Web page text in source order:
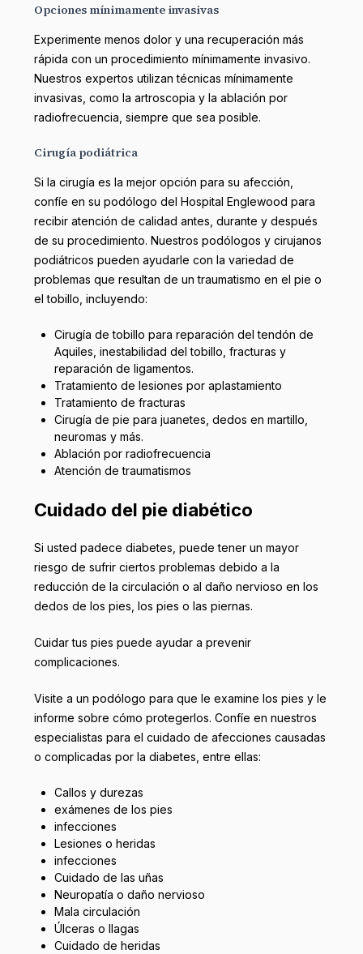
Opciones mínimamente invasivas
Experimente menos dolor y una recuperación más
rápida con un procedimiento mínimamente invasivo.
Nuestros expertos utilizan técnicas mínimamente
invasivas, como la artroscopia y la ablación por
radiofrecuencia, siempre que sea posible.
Cirugía podiátrica
Si la cirugía es la mejor opción para su afección,
confíe en su podólogo del Hospital Englewood para
recibir atención de calidad antes, durante y después
de su procedimiento. Nuestros podólogos y cirujanos
podiátricos pueden ayudarle con la variedad de
problemas que resultan de un traumatismo en el pie o
el tobillo, incluyendo:
Cirugía de tobillo para reparación del tendón de
Aquiles, inestabilidad del tobillo, fracturas y
reparación de ligamentos.
Tratamiento de lesiones por aplastamiento
Tratamiento de fracturas
Cirugía de pie para juanetes, dedos en martillo,
neuromas y más.
Ablación por radiofrecuencia
Atención de traumatismos
Cuidado del pie diabético
Si usted padece diabetes, puede tener un mayor
riesgo de sufrir ciertos problemas debido a la
reducción de la circulación o al daño nervioso en los
dedos de los pies, los pies o las piernas.
Cuidar tus pies puede ayudar a prevenir
complicaciones.
Visite a un podólogo para que le examine los pies y le
informe sobre cómo protegerlos. Confíe en nuestros
especialistas para el cuidado de afecciones causadas
o complicadas por la diabetes, entre ellas:
Callos y durezas
exámenes de los pies
infecciones
Lesiones o heridas
infecciones
Cuidado de las uñas
Neuropatía o daño nervioso
Mala circulación
Úlceras o llagas
Cuidado de heridas